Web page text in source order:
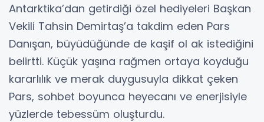
Antarktika’dan getirdiği özel hediyeleri Başkan
Vekili Tahsin Demirtaş’a takdim eden Pars
Danışan, büyüdüğünde de kaşif ol ak istediğini
belirtti. Küçük yaşına rağmen ortaya koyduğu
kararlılık ve merak duygusuyla dikkat çeken
Pars, sohbet boyunca heyecanı ve enerjisiyle
yüzlerde tebessüm oluşturdu.